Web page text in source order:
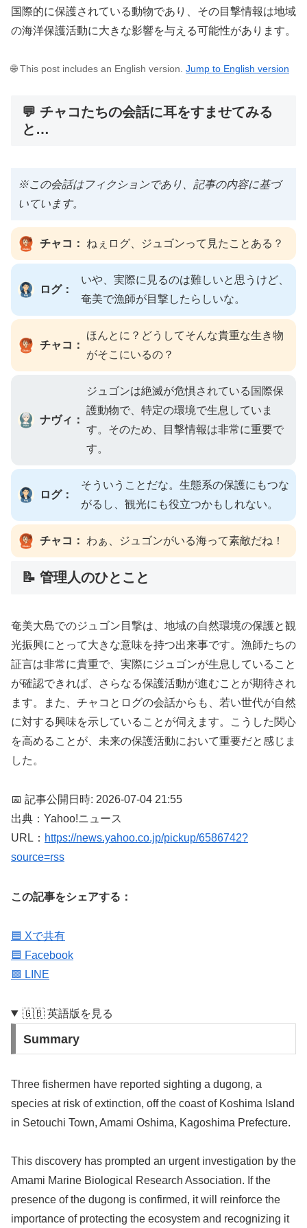
国際的に保護されている動物であり、その目撃情報は地域
の海洋保護活動に大きな影響を与える可能性があります。
🌐 This post includes an English version. Jump to English version
💬 チャコたちの会話に耳をすませてみる
と…
※この会話はフィクションであり、記事の内容に基づ
いています。
チャコ： ねぇログ、ジュゴンって見たことある？
ログ：
いや、実際に見るのは難しいと思うけど、
奄美で漁師が目撃したらしいな。
チャコ：
ほんとに？どうしてそんな貴重な生き物
がそこにいるの？
ナヴィ：
ジュゴンは絶滅が危惧されている国際保
護動物で、特定の環境で生息していま
す。そのため、目撃情報は非常に重要で
す。
ログ：
そういうことだな。生態系の保護にもつな
がるし、観光にも役立つかもしれない。
チャコ： わぁ、ジュゴンがいる海って素敵だね！
📝 管理人のひとこと
奄美大島でのジュゴン目撃は、地域の自然環境の保護と観
光振興にとって大きな意味を持つ出来事です。漁師たちの
証言は非常に貴重で、実際にジュゴンが生息していること
が確認できれば、さらなる保護活動が進むことが期待され
ます。また、チャコとログの会話からも、若い世代が自然
に対する興味を示していることが伺えます。こうした関心
を高めることが、未来の保護活動において重要だと感じま
した。
📅 記事公開日時: 2026-07-04 21:55
出典：Yahoo!ニュース
URL： https://news.yahoo.co.jp/pickup/6586742?
source=rss
この記事をシェアする：
🟦 Xで共有
🟦 Facebook
🟩 LINE
🇬🇧 英語版を見る
Summary
Three fishermen have reported sighting a dugong, a
species at risk of extinction, off the coast of Koshima Island
in Setouchi Town, Amami Oshima, Kagoshima Prefecture.
This discovery has prompted an urgent investigation by the
Amami Marine Biological Research Association. If the
presence of the dugong is confirmed, it will reinforce the
importance of protecting the ecosystem and recognizing it